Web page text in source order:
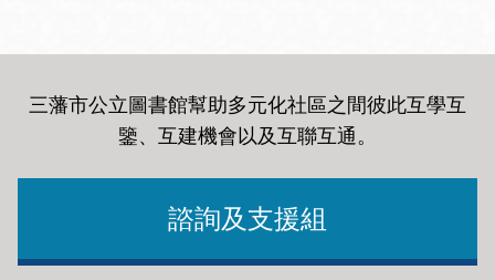
三藩市公立圖書館幫助多元化社區之間彼此互學互
鑒、互建機會以及互聯互通。
諮詢及支援組